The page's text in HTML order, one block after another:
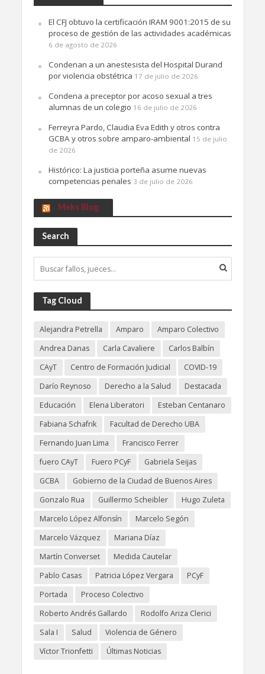
El CFJ obtuvo la certificación IRAM 9001:2015 de su
proceso de gestión de las actividades académicas
6 de agosto de 2026
Condenan a un anestesista del Hospital Durand
por violencia obstétrica 17 de julio de 2026
Condena a preceptor por acoso sexual a tres
alumnas de un colegio 16 de julio de 2026
Ferreyra Pardo, Claudia Eva Edith y otros contra
GCBA y otros sobre amparo-ambiental 15 de julio
de 2026
Histórico: La justicia porteña asume nuevas
competencias penales 3 de julio de 2026
Meks Blog
Search
Tag Cloud
Alejandra Petrella Amparo
Amparo Colectivo
Andrea Danas
Carla Cavaliere
Carlos Balbín
CAyT
Centro de Formación Judicial
COVID-19
Darío Reynoso
Derecho a la Salud
Destacada
Educación
Elena Liberatori
Esteban Centanaro
Fabiana Schafrik
Facultad de Derecho UBA
Fernando Juan Lima
Francisco Ferrer
fuero CAyT
Fuero PCyF
Gabriela Seijas
GCBA
Gobierno de la Ciudad de Buenos Aires
Gonzalo Rua
Guillermo Scheibler
Hugo Zuleta
Marcelo López Alfonsín
Marcelo Segón
Marcelo Vázquez
Mariana Díaz
Martín Converset
Medida Cautelar
Pablo Casas
Patricia López Vergara
PCyF
Portada
Proceso Colectivo
Roberto Andrés Gallardo
Rodolfo Ariza Clerici
Sala I
Salud
Violencia de Género
Víctor Trionfetti
Últimas Noticias